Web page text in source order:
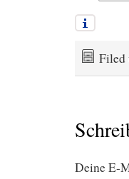
Filed
Deine E-